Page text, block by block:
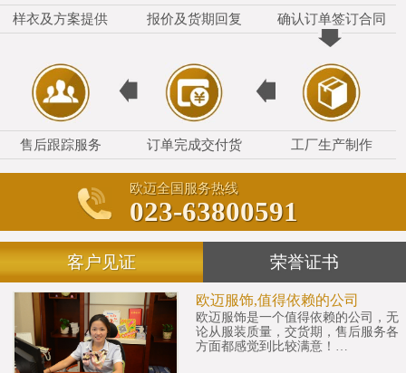
样衣及方案提供 报价及货期回复 确认订单签订合同
售后跟踪服务 订单完成交付货 工厂生产制作
欧迈全国服务热线
023-63800591
客户见证 荣誉证书
欧迈服饰,值得依赖的公司
欧迈服饰是一个值得依赖的公司，无
论从服装质量，交货期，售后服务各
方面都感觉到比较满意！…